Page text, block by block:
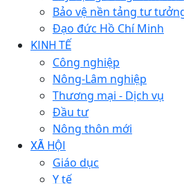
Bảo vệ nền tảng tư
Đạo đức Hồ Chí Minh
KINH TẾ
Công nghiệp
Nông-Lâm nghiệp
Thương mại - Dịch vụ
Đầu tư
Nông thôn mới
XÃ HỘI
Giáo dục
Y tế